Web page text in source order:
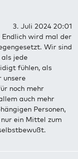
3. Juli 2024 20:01
Endlich wird mal der
Wir sind
jede
fühlen, als
unsere
noch mehr
auch mehr
Personen,
ein Mittel zum